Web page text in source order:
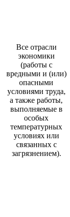
Все отрасли
экономики
(работы с
вредными и (или)
опасными
условиями труда,
а также работы,
выполняемые в
особых
температурных
условиях или
связанных с
загрязнением).